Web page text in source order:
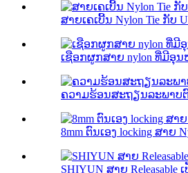
ສາຍເຄເບີ້ນ Nylon Tie ກັບ
ເຊືອກຜູກສາຍ nylon ທີ່ມີອຸນ
ຄວາມ​ຮ້ອນ​ສະ​ຖຽນ​ລະ​ພາບ​ຕົ
8mm ຕົນເອງ locking ສາຍ
SHIYUN ສາຍ